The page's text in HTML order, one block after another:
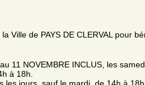
Ville de PAYS DE CLERVAL pour
11 NOVEMBRE INCLUS, les
à 18h.
les jours, sauf le mardi, de 14h à